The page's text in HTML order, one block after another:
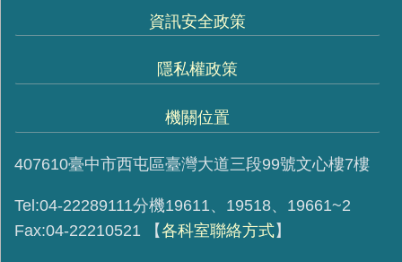
資訊安全政策
隱私權政策
機關位置
407610臺中市西屯區臺灣大道三段99號文心樓7樓
Tel:04-22289111分機19611、19518、19661~2
Fax:04-22210521
【各科室聯絡方式】